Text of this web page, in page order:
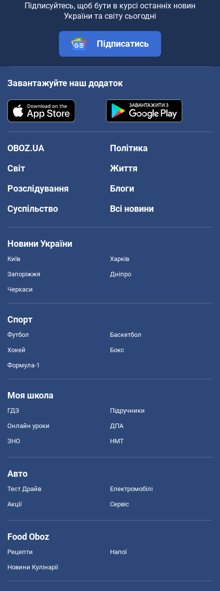
Підписуйтесь, щоб бути в курсі останніх новин
України та світу сьогодні
Підписатись
Завантажуйте наш додаток
OBOZ.UA
Політика
Світ
Життя
Розслідування
Блоги
Суспільство
Всі новини
Новини України
Київ Харків
Запоріжжя Дніпро
Черкаси
Спорт
Футбол Баскетбол
Хокей Бокс
Формула-1
Моя школа
ГДЗ Підручники
Онлайн уроки ДПА
ЗНО НМТ
Авто
Тест Драйв Електромобілі
Акції Сервіс
Food Oboz
Рецепти Напої
Новини Кулінарії